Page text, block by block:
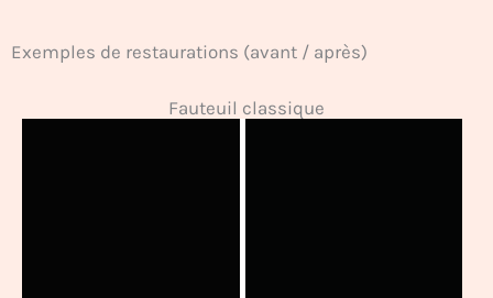
Exemples de restaurations (avant / après)
Fauteuil classique